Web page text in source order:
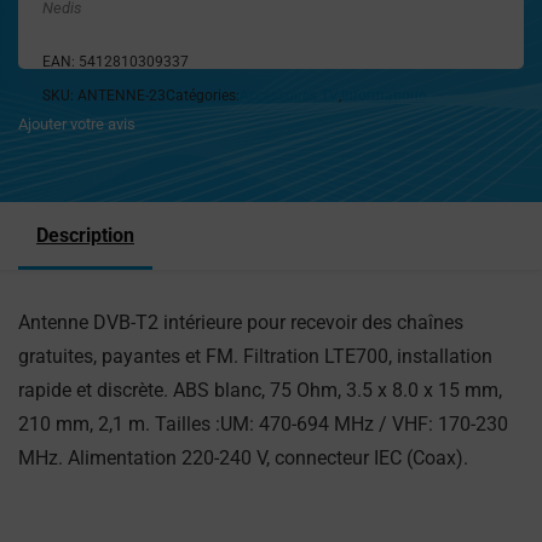
Nedis
EAN: 5412810309337
SKU: ANTENNE-23Catégories: ,
Ajouter votre avis
Description
Antenne DVB-T2 intérieure pour recevoir des chaînes
gratuites, payantes et FM. Filtration LTE700, installation
rapide et discrète. ABS blanc, 75 Ohm, 3.5 x 8.0 x 15 mm,
210 mm, 2,1 m. Tailles :UM: 470-694 MHz / VHF: 170-230
MHz. Alimentation 220-240 V, connecteur IEC (Coax).